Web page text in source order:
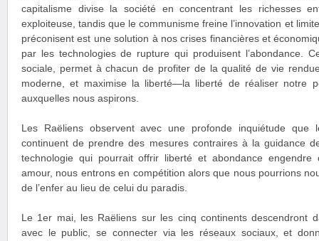
capitalisme divise la société en concentrant les richesses
exploiteuse, tandis que le communisme freine l’innovation et
préconisent est une solution à nos crises financières et
par les technologies de rupture qui produisent l’abondance.
sociale, permet à chacun de profiter de la qualité de vie
moderne, et maximise la liberté—la liberté de réaliser notre
auxquelles nous aspirons.
Les Raëliens observent avec une profonde inquiétude que
continuent de prendre des mesures contraires à la guidance
technologie qui pourrait offrir liberté et abondance engendre
amour, nous entrons en compétition alors que nous pourrions
de l’enfer au lieu de celui du paradis.
Le 1er mai, les Raëliens sur les cinq continents descendront
avec le public, se connecter via les réseaux sociaux, et